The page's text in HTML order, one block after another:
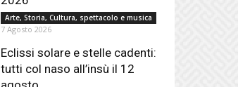
Arte, Storia, Cultura, spettacolo e musica
7 Agosto 2026
Eclissi solare e stelle cadenti:
tutti col naso all’insù il 12